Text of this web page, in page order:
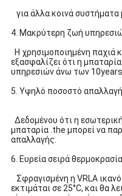
για άλλα κοινά συστήματα
4. Μακρύτερη ζωή
Η χρησιμοποιημένη παχιά
εξασφαλίζει ότιη μπαταρία
υπηρεσιών άνω των
5. Υψηλό ποσοστό
Δεδομένου ότι η
μπαταρία .the μπορεί να
απαλλαγής.
6. Ευρεία σειρά
Σφραγισμένη η VRLA
εκτιμάται σε 25°C, και θα